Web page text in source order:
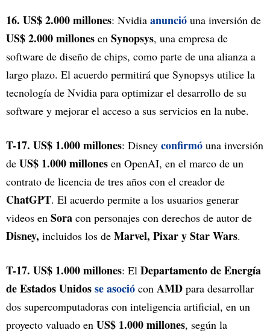
16. US$ 2.000 millones: Nvidia anunció una inversión de
US$ 2.000 millones en Synopsys, una empresa de
software de diseño de chips, como parte de una alianza a
largo plazo. El acuerdo permitirá que Synopsys utilice la
tecnología de Nvidia para optimizar el desarrollo de su
software y mejorar el acceso a sus servicios en la nube.
T-17. US$ 1.000 millones: Disney confirmó una inversión
de US$ 1.000 millones en OpenAI, en el marco de un
contrato de licencia de tres años con el creador de
ChatGPT. El acuerdo permite a los usuarios generar
videos en Sora con personajes con derechos de autor de
Disney, incluidos los de Marvel, Pixar y Star Wars.
T-17. US$ 1.000 millones: El Departamento de Energía
de Estados Unidosse asoció con AMD para desarrollar
dos supercomputadoras con inteligencia artificial, en un
proyecto valuado en US$ 1.000 millones, según la